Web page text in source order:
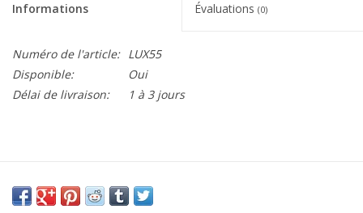
Informations Évaluations (0)
Numéro de l'article: LUX55
Disponible:
Oui
Délai de livraison:
1 à 3 jours